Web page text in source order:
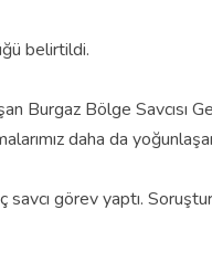
belirtildi.
Burgaz Bölge Savcısı
daha da
savcı görev yaptı.